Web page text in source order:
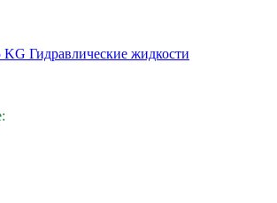
Гидравлические жидкости